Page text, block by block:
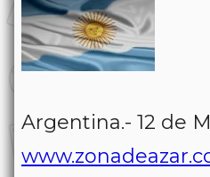
Argentina.- 12 de